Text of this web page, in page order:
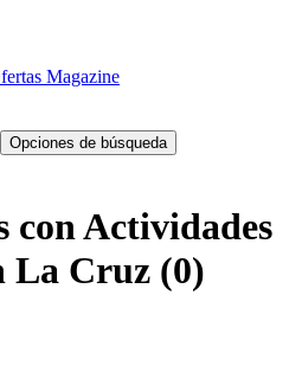
Magazine
Opciones de búsqueda
con Actividades
La Cruz (0)